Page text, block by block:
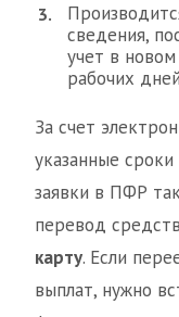
сведения,
учет в
рабочих
За счет
указанные
заявки в ПФР
перевод
карту. Если
выплат, нужно